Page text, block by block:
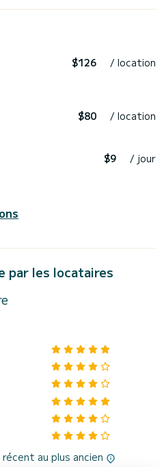
$126 / location
$80 / location
$9 / jour
par les locataires
au plus ancien